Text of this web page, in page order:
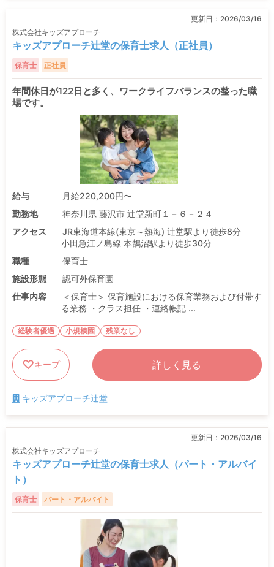
更新日： 2026/03/16
株式会社キッズアプローチ
キッズアプローチ辻堂の保育士求人（正社員）
保育士 正社員
年間休日が122日と多く、ワークライフバランスの整った職
場です。
給与
月給220,200円〜
勤務地
神奈川県 藤沢市 辻堂新町１－６－２４
アクセス
JR東海道本線(東京～熱海) 辻堂駅より徒歩8分
小田急江ノ島線 本鵠沼駅より徒歩30分
職種
保育士
施設形態
認可外保育園
仕事内容
＜保育士＞ 保育施設における保育業務および付帯す
る業務 ・クラス担任 ・連絡帳記 ...
経験者優遇 小規模園 残業なし
キープ 詳しく見る
キッズアプローチ辻堂
更新日： 2026/03/16
株式会社キッズアプローチ
キッズアプローチ辻堂の保育士求人（パート・アルバイ
ト）
保育士 パート・アルバイト